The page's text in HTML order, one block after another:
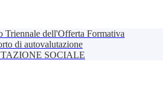
Triennale dell'Offerta Formativa
di autovalutazione
SOCIALE